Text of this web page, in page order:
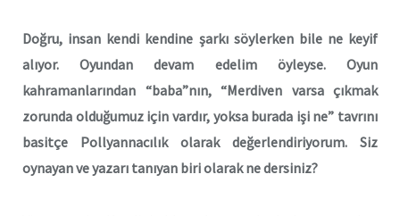
Doğru, insan kendi kendine şarkı söylerken bile ne keyif
alıyor. Oyundan devam edelim öyleyse. Oyun
kahramanlarından “baba”nın, “Merdiven varsa çıkmak
zorunda olduğumuz için vardır, yoksa burada işi ne” tavrını
basitçe Pollyannacılık olarak değerlendiriyorum. Siz
oynayan ve yazarı tanıyan biri olarak ne dersiniz?